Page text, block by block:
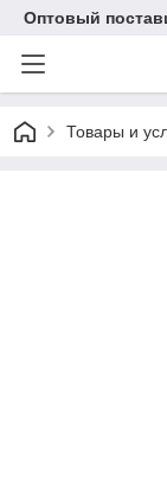
Оптовый
Товары и